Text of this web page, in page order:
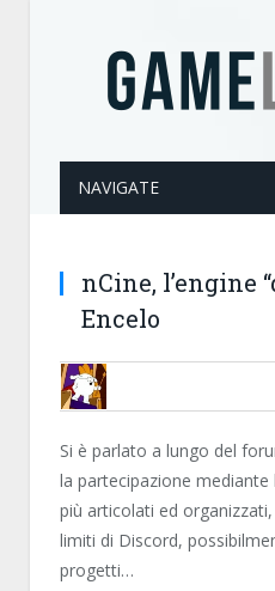
NAVIGATE
nCine, l’engine
Encelo
ENCELO
Si è parlato a lungo del
la partecipazione
più articolati ed
limiti di Discord,
progetti…